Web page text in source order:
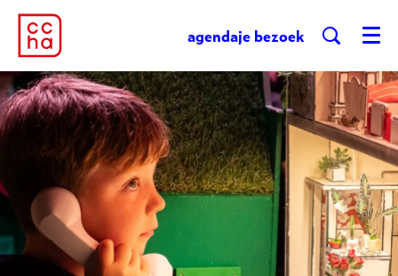
agendaje bezoek Menu